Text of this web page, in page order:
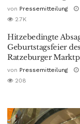
von Pressemitteilung
2.7K
Hitzebedingte
Geburtstagsfeier
Ratzeburger
von Pressemitteilung
208